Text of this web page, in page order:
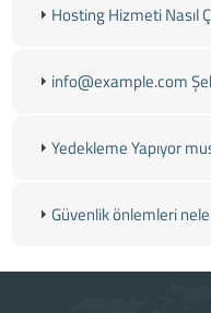
Hosting Hizmeti Nasıl
info@example.com
Yedekleme Yapıyor
Güvenlik önlemleri